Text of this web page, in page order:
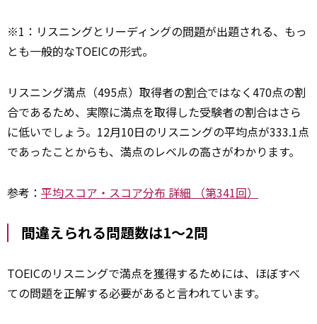
※1：リスニングとリーディングの問題が出題される、もっ
とも一般的なTOEICの形式。
リスニング満点（495点）取得者の割合ではなく470点の割
合であるため、実際に満点を取得した受験者の割合はさら
に低いでしょう。12月10日のリスニングの平均点が333.1点
であったことからも、満点のレベルの高さがわかります。
参考： 平均スコア・スコア分布 詳細 （第341回）
間違えられる問題数は1〜2問
TOEICのリスニングで満点を獲得するためには、ほぼすべ
ての問題を正解する必要があると言われています。